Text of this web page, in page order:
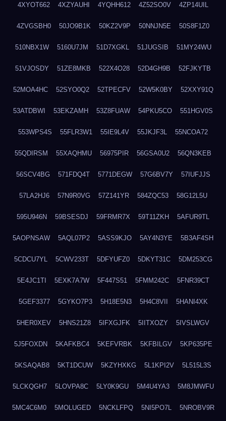
4XYOT662 4XZYAUHI 4YQHH612 4Z52SO0V 4ZP14UIL
4ZVGSBH0 50JO9B1K 50KZ2V9P 50NNJN5E 50S8F1Z0
510NBX1W 5160U7JM 51D7XGKL 51JUGSIB 51MY24WU
51VJOSDY 51ZE8MKB 522X4O28 52D4GH9B 52FJKYTB
52MOA4HC 52SYO0Q2 52TPECFV 52W5K0BY 52XXY91Q
53ATDBWI 53EKZAMH 53Z8FUAW 54PKU5CO 551HGV0S
553WPS4S 55FLR3W1 55IE9L4V 55JKJF3L 55NCOA72
55QDIRSM 55XAQHMU 56975PIR 56GSA0U2 56QN3KEB
56SCV4BG 571FDQ4T 5771DEGW 57G6BV7Y 57IUFJJS
57LA2HJ6 57N9R0VG 57Z141YR 584ZQC53 58G12L5U
595U946N 59BSESDJ 59FRMR7X 59T11ZKH 5AFUR9TL
5AOPNSAW 5AQL07P2 5ASS9KJO 5AY4N3YE 5B3AF4SH
5CDCU7YL 5CWV233T 5DFYUFZ0 5DKYT31C 5DM253CG
5E4JC1TI 5EXK7A7W 5F447S51 5FMM242C 5FNR39CT
5GEF3377 5GYKO7P3 5H18E5N3 5H4C8VII 5HANI4XK
5HER0XEV 5HNS21Z8 5IFXGJFK 5IITXOZY 5IVSLWGV
5J5FOXDN 5KAFKBC4 5KEFVRBK 5KFBILGV 5KP635PE
5KSAQAB8 5KT1DCUW 5KZYHXKG 5L1KPI2V 5L515L3S
5LCKQGH7 5LOVPA8C 5LY0K9GU 5M4U4YA3 5M8JMWFU
5MC4C6M0 5MOLUGED 5NCKLFPQ 5NI5PO7L 5NROBV9R